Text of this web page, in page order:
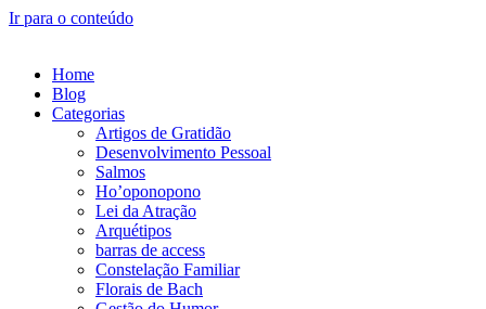
Ir para o conteúdo
Home
Blog
Categorias
Artigos de Gratidão
Desenvolvimento Pessoal
Salmos
Ho’oponopono
Lei da Atração
Arquétipos
barras de access
Constelação Familiar
Florais de Bach